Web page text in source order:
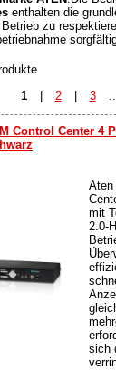
enthalten die
zu
1
| 2 | 3
Control Center 4
Aten
mit
2.0-
sich